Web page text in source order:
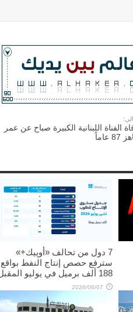
الفناة اللبنانية الكبيرة صباح عن عمر
عاماً
7 دول من تحالف «أوپيك+»
سترفع حصص إنتاج النفط بواقع
188 ألف برميل في يوليو المقبل
2026/06/07